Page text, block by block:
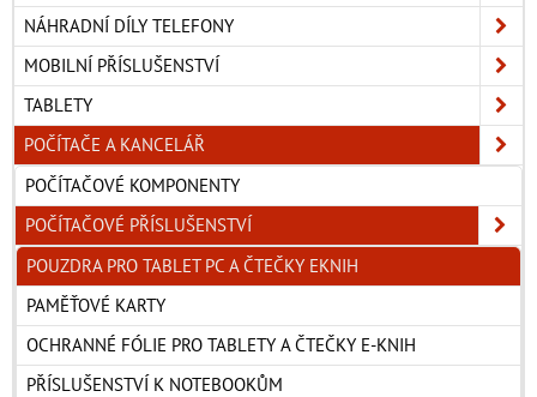
NÁHRADNÍ DÍLY TELEFONY
MOBILNÍ PŘÍSLUŠENSTVÍ
TABLETY
POČÍTAČE A KANCELÁŘ
POČÍTAČOVÉ KOMPONENTY
POČÍTAČOVÉ PŘÍSLUŠENSTVÍ
POUZDRA PRO TABLET PC A ČTEČKY EKNIH
PAMĚŤOVÉ KARTY
OCHRANNÉ FÓLIE PRO TABLETY A ČTEČKY E-KNIH
PŘÍSLUŠENSTVÍ K NOTEBOOKŮM